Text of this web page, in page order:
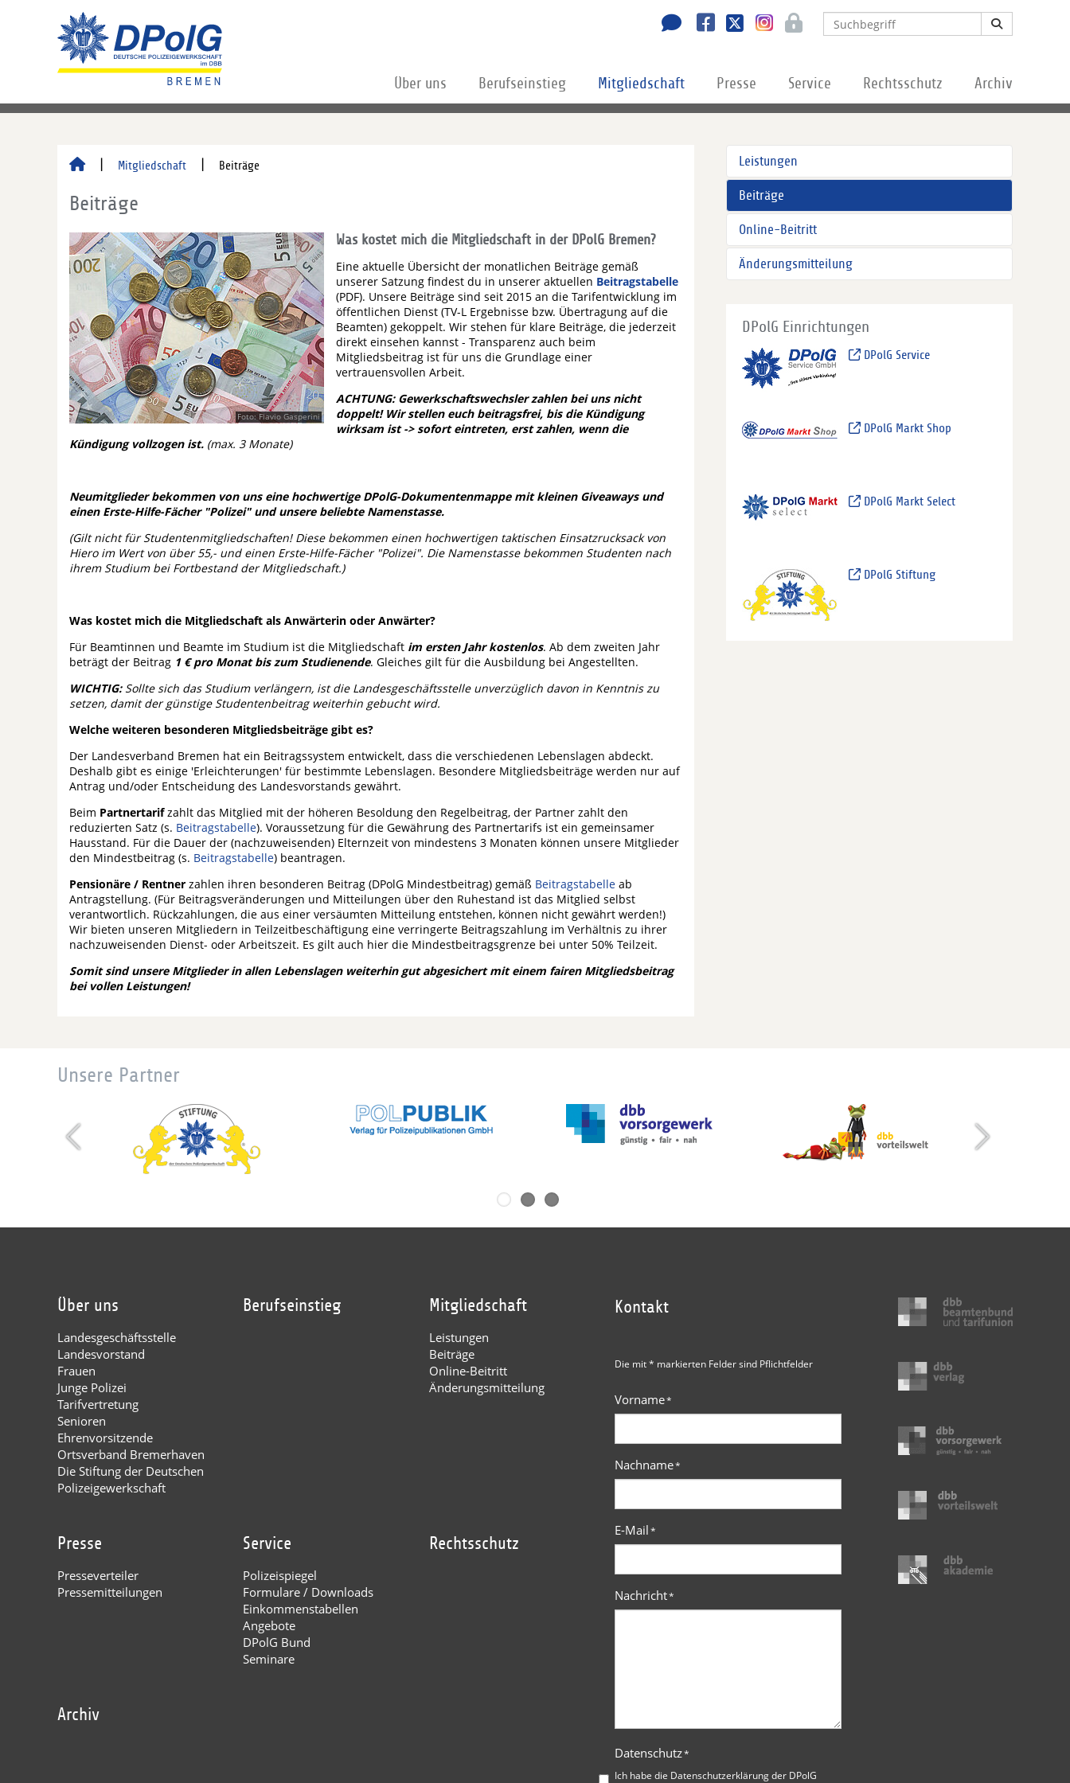
Über uns Berufseinstieg Mitgliedschaft Presse Service Rechtsschutz Archiv
Mitgliedschaft Beiträge
Beiträge
Foto: Flavio Gasperini
Was kostet mich die Mitgliedschaft in der DPolG Bremen?
Eine aktuelle Übersicht der monatlichen Beiträge gemäß
unserer Satzung findest du in unserer aktuellen Beitragstabelle
(PDF). Unsere Beiträge sind seit 2015 an die Tarifentwicklung im
öffentlichen Dienst (TV-L Ergebnisse bzw. Übertragung auf die
Beamten) gekoppelt. Wir stehen für klare Beiträge, die jederzeit
direkt einsehen kannst - Transparenz auch beim
Mitgliedsbeitrag ist für uns die Grundlage einer
vertrauensvollen Arbeit.
ACHTUNG: Gewerkschaftswechsler zahlen bei uns nicht
doppelt! Wir stellen euch beitragsfrei, bis die Kündigung
wirksam ist -> sofort eintreten, erst zahlen, wenn die
Kündigung vollzogen ist. (max. 3 Monate)
Neumitglieder bekommen von uns eine hochwertige DPolG-Dokumentenmappe mit kleinen Giveaways und
einen Erste-Hilfe-Fächer "Polizei" und unsere beliebte Namenstasse.
(Gilt nicht für Studentenmitgliedschaften! Diese bekommen einen hochwertigen taktischen Einsatzrucksack von
Hiero im Wert von über 55,- und einen Erste-Hilfe-Fächer "Polizei". Die Namenstasse bekommen Studenten nach
ihrem Studium bei Fortbestand der Mitgliedschaft.)
Was kostet mich die Mitgliedschaft als Anwärterin oder Anwärter?
Für Beamtinnen und Beamte im Studium ist die Mitgliedschaft im ersten Jahr kostenlos. Ab dem zweiten Jahr
beträgt der Beitrag 1 € pro Monat bis zum Studienende. Gleiches gilt für die Ausbildung bei Angestellten.
WICHTIG: Sollte sich das Studium verlängern, ist die Landesgeschäftsstelle unverzüglich davon in Kenntnis zu
setzen, damit der günstige Studentenbeitrag weiterhin gebucht wird.
Welche weiteren besonderen Mitgliedsbeiträge gibt es?
Der Landesverband Bremen hat ein Beitragssystem entwickelt, dass die verschiedenen Lebenslagen abdeckt.
Deshalb gibt es einige 'Erleichterungen' für bestimmte Lebenslagen. Besondere Mitgliedsbeiträge werden nur auf
Antrag und/oder Entscheidung des Landesvorstands gewährt.
Beim Partnertarifzahlt das Mitglied mit der höheren Besoldung den Regelbeitrag, der Partner zahlt den
reduzierten Satz (s. Beitragstabelle). Voraussetzung für die Gewährung des Partnertarifs ist ein gemeinsamer
Hausstand. Für die Dauer der (nachzuweisenden) Elternzeit von mindestens 3 Monaten können unsere Mitglieder
den Mindestbeitrag (s. Beitragstabelle) beantragen.
Pensionäre / Rentner zahlen ihren besonderen Beitrag (DPolG Mindestbeitrag) gemäß Beitragstabelle ab
Antragstellung. (Für Beitragsveränderungen und Mitteilungen über den Ruhestand ist das Mitglied selbst
verantwortlich. Rückzahlungen, die aus einer versäumten Mitteilung entstehen, können nicht gewährt werden!)
Wir bieten unseren Mitgliedern in Teilzeitbeschäftigung eine verringerte Beitragszahlung im Verhältnis zu ihrer
nachzuweisenden Dienst- oder Arbeitszeit. Es gilt auch hier die Mindestbeitragsgrenze bei unter 50% Teilzeit.
Somit sind unsere Mitglieder in allen Lebenslagen weiterhin gut abgesichert mit einem fairen Mitgliedsbeitrag
bei vollen Leistungen!
Leistungen
Beiträge
Online-Beitritt
Änderungsmitteilung
DPolG Einrichtungen
DPolG Service
DPolG Markt Shop
DPolG Markt Select
DPolG Stiftung
Unsere Partner
Über uns
Landesgeschäftsstelle
Landesvorstand
Frauen
Junge Polizei
Tarifvertretung
Senioren
Ehrenvorsitzende
Ortsverband Bremerhaven
Die Stiftung der Deutschen
Polizeigewerkschaft
Berufseinstieg Mitgliedschaft
Leistungen
Beiträge
Online-Beitritt
Änderungsmitteilung
Presse
Presseverteiler
Pressemitteilungen
Service
Polizeispiegel
Formulare / Downloads
Einkommenstabellen
Angebote
DPolG Bund
Seminare
Rechtsschutz
Archiv
Kontakt
Die mit * markierten Felder sind Pflichtfelder
Vorname*
Nachname*
E-Mail*
Nachricht*
Datenschutz*
Ich habe die Datenschutzerklärung der DPolG